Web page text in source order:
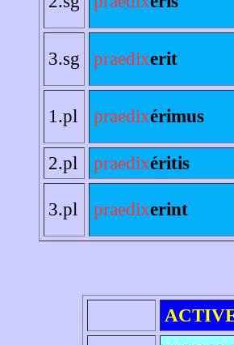
3.sg praedixerit
1.pl praedixérimus
2.pl praedixéritis
3.pl praedixerint